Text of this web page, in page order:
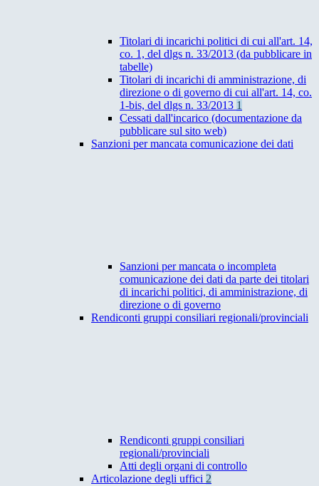
Titolari di incarichi politici di cui all'art. 14,
co. 1, del dlgs n. 33/2013 (da pubblicare in
tabelle)
Titolari di incarichi di amministrazione, di
direzione o di governo di cui all'art. 14, co.
1-bis, del dlgs n. 33/2013 1
Cessati dall'incarico (documentazione da
pubblicare sul sito web)
Sanzioni per mancata comunicazione dei dati
Sanzioni per mancata o incompleta
comunicazione dei dati da parte dei titolari
di incarichi politici, di amministrazione, di
direzione o di governo
Rendiconti gruppi consiliari regionali/provinciali
Rendiconti gruppi consiliari
regionali/provinciali
Atti degli organi di controllo
Articolazione degli uffici 2